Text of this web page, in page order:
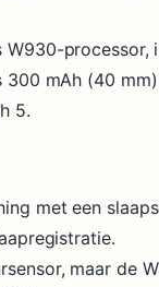
W930-processor,
300 mAh (40
5.
met een
maar de